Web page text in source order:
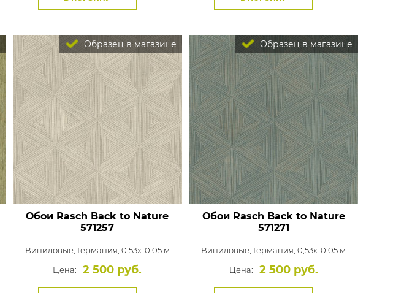
Образец в магазине
Обои Rasch Back to Nature
571257
Виниловые, Германия, 0,53x10,05 м
Цена:
2 500 руб.
Образец в магазине
Обои Rasch Back to Nature
571271
Виниловые, Германия, 0,53x10,05 м
Цена:
2 500 руб.